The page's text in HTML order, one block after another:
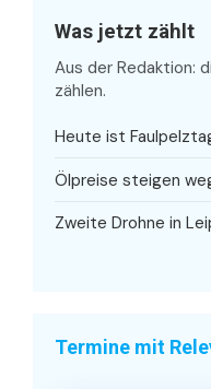
Was jetzt zählt
Aus der Redaktion:
zählen.
Heute ist
Ölpreise steigen
Zweite Drohne in
Termine mit